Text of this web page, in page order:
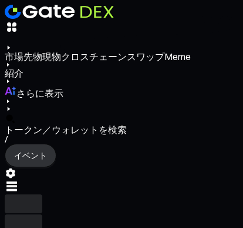
市場先物現物クロスチェーンスワップMeme
紹介
さらに表示
トークン／ウォレットを検索
/
イベント